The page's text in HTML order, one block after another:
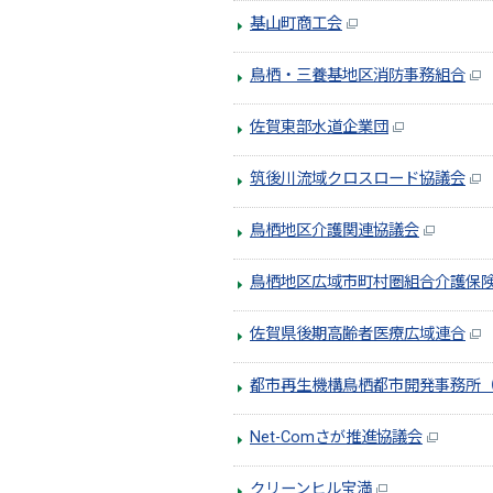
基山町商工会
鳥栖・三養基地区消防事務組合
佐賀東部水道企業団
筑後川流域クロスロード協議会
鳥栖地区介護関連協議会
鳥栖地区広域市町村圏組合介護保
佐賀県後期高齢者医療広域連合
都市再生機構鳥栖都市開発事務所
Net-Comさが推進協議会
クリーンヒル宝満